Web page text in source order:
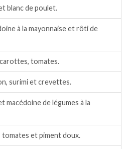
blanc de poulet.
à la mayonnaise et rôti de
tomates.
surimi et crevettes.
macédoine de légumes à la
tomates et piment doux.